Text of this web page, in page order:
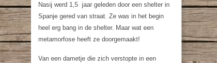
Nasij werd 1,5 jaar geleden door een shelter in
Spanje gered van straat. Ze was in het begin
heel erg bang in de shelter. Maar wat een
metamorfose heeft ze doorgemaakt!
Van een dametje die zich verstopte in een